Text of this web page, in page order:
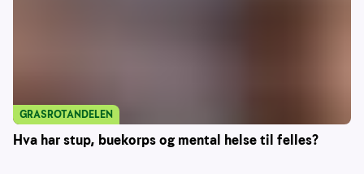
Hva har stup, buekorps og mental helse til felles?
GRASROTANDELEN